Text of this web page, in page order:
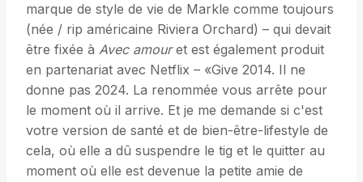
marque de style de vie de Markle comme toujours
(née / rip américaine Riviera Orchard) – qui devait
être fixée à Avec amouret est également produit
en partenariat avec Netflix – «Give 2014. Il ne
donne pas 2024. La renommée vous arrête pour
le moment où il arrive. Et je me demande si c'est
votre version de santé et de bien-être-lifestyle de
cela, où elle a dû suspendre le tig et le quitter au
moment où elle est devenue la petite amie de